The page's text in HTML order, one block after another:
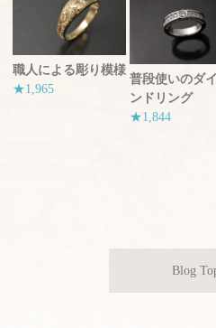
職人による彫り模様
★1,965
普段使いのダ
ンドリング
★1,844
Blog